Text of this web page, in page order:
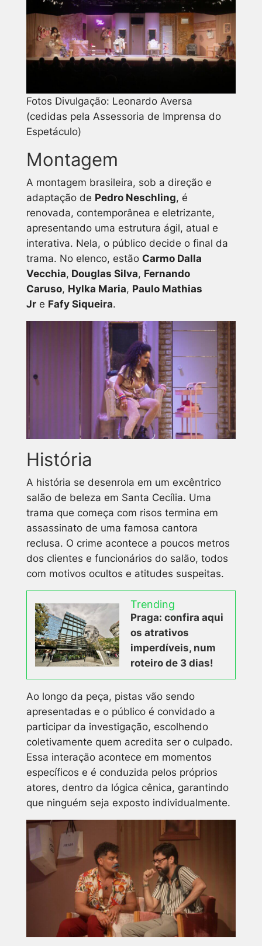
Fotos Divulgação: Leonardo Aversa
(cedidas pela Assessoria de Imprensa do
Espetáculo)
Montagem
A montagem brasileira, sob a direção e
adaptação de Pedro Neschling, é
renovada, contemporânea e eletrizante,
apresentando uma estrutura ágil, atual e
interativa. Nela, o público decide o final da
trama. No elenco, estão Carmo Dalla
Vecchia, Douglas Silva, Fernando
Caruso, Hylka Maria, Paulo Mathias
Jre Fafy Siqueira.
História
A história se desenrola em um excêntrico
salão de beleza em Santa Cecília. Uma
trama que começa com risos termina em
assassinato de uma famosa cantora
reclusa. O crime acontece a poucos metros
dos clientes e funcionários do salão, todos
com motivos ocultos e atitudes suspeitas.
Trending
Praga: confira aqui
os atrativos
imperdíveis, num
roteiro de 3 dias!
Ao longo da peça, pistas vão sendo
apresentadas e o público é convidado a
participar da investigação, escolhendo
coletivamente quem acredita ser o culpado.
Essa interação acontece em momentos
específicos e é conduzida pelos próprios
atores, dentro da lógica cênica, garantindo
que ninguém seja exposto individualmente.